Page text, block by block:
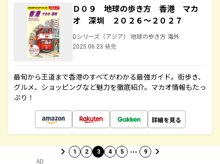
Ｄ０９ 地球の歩き方 香港 マカ
オ 深圳 ２０２６～２０２７
Dシリーズ（アジア） 地球の歩き方 海外
2025.06.23 発売
最旬から王道まで香港のすべてがわかる最強ガイド。街歩き、
グルメ、ショッピングなど魅力を徹底紹介。マカオ情報もたっ
ぷり！
詳細を見る
1 2 3 4 5 … 9
AD